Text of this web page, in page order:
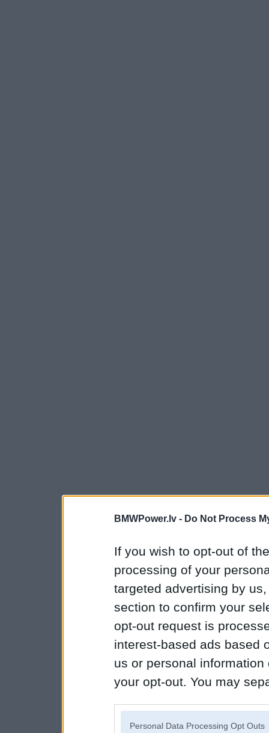
BMWPower.lv - Do Not Process
If you wish to opt-out of
processing of your
targeted advertising by
section to confirm your
opt-out request is
interest-based ads based
us or personal
your opt-out. You may
Personal Data Processing Opt Outs